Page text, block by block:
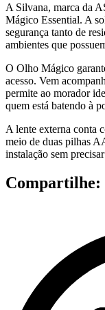
A Silvana, marca da
Mágico Essential. A
segurança tanto de
ambientes que
O Olho Mágico
acesso. Vem
permite ao morador
quem está batendo à
A lente externa conta
meio de duas pilhas
instalação sem
Compartilhe: